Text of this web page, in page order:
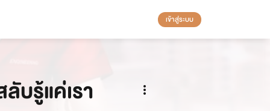
เข้าสู่ระบบ
บรู้แค่เรา